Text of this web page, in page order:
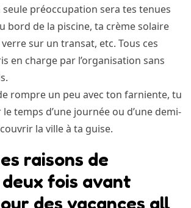
seule préoccupation sera tes tenues
bord de la piscine, ta crème solaire
sur un transat, etc. Tous ces
en charge par l’organisation sans
rompre un peu avec ton farniente, tu
temps d’une journée ou d’une demi-
la ville à ta guise.
raisons de
fois avant
des vacances all